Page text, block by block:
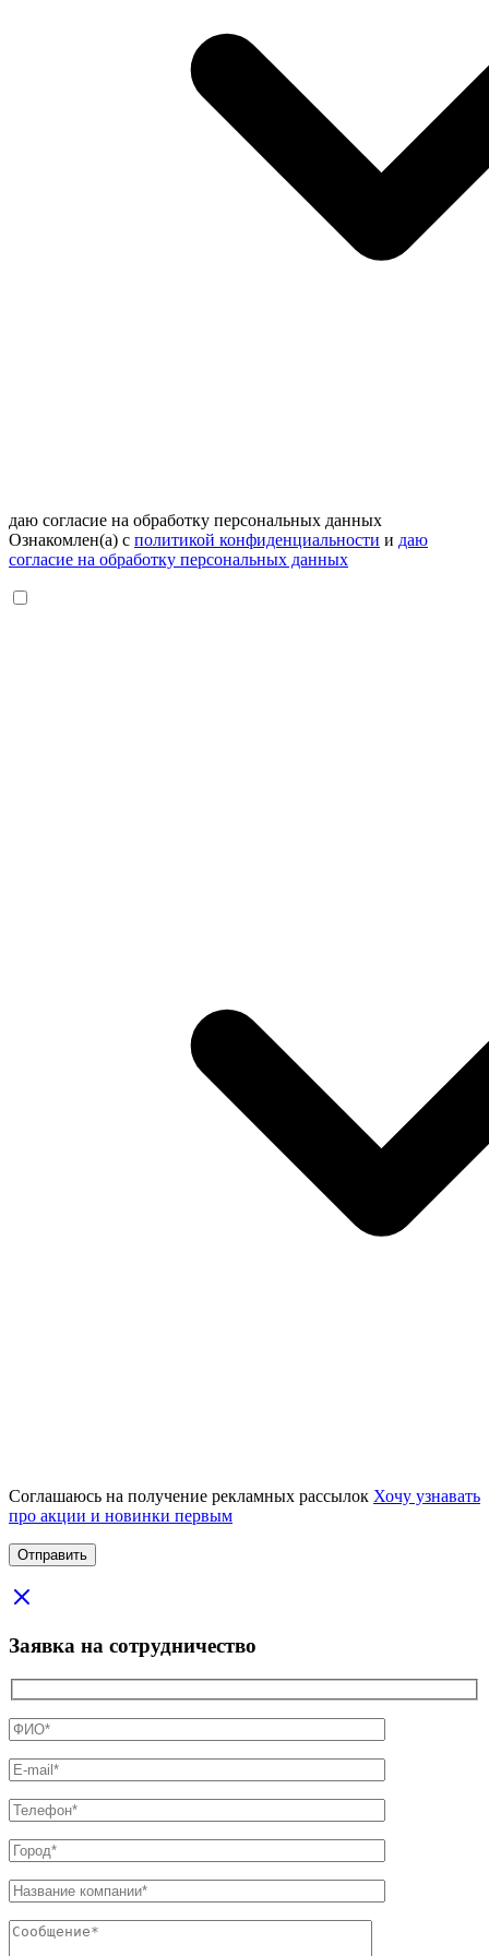
даю согласие на обработку персональных данных
Ознакомлен(а) с политикой конфиденциальности и даю
согласие на обработку персональных данных
Соглашаюсь на получение рекламных рассылок Хочу узнавать
про акции и новинки первым
Заявка на сотрудничество